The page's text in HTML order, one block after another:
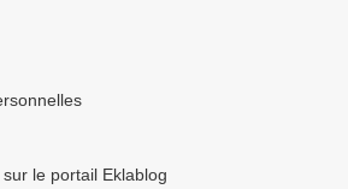
le portail Eklablog